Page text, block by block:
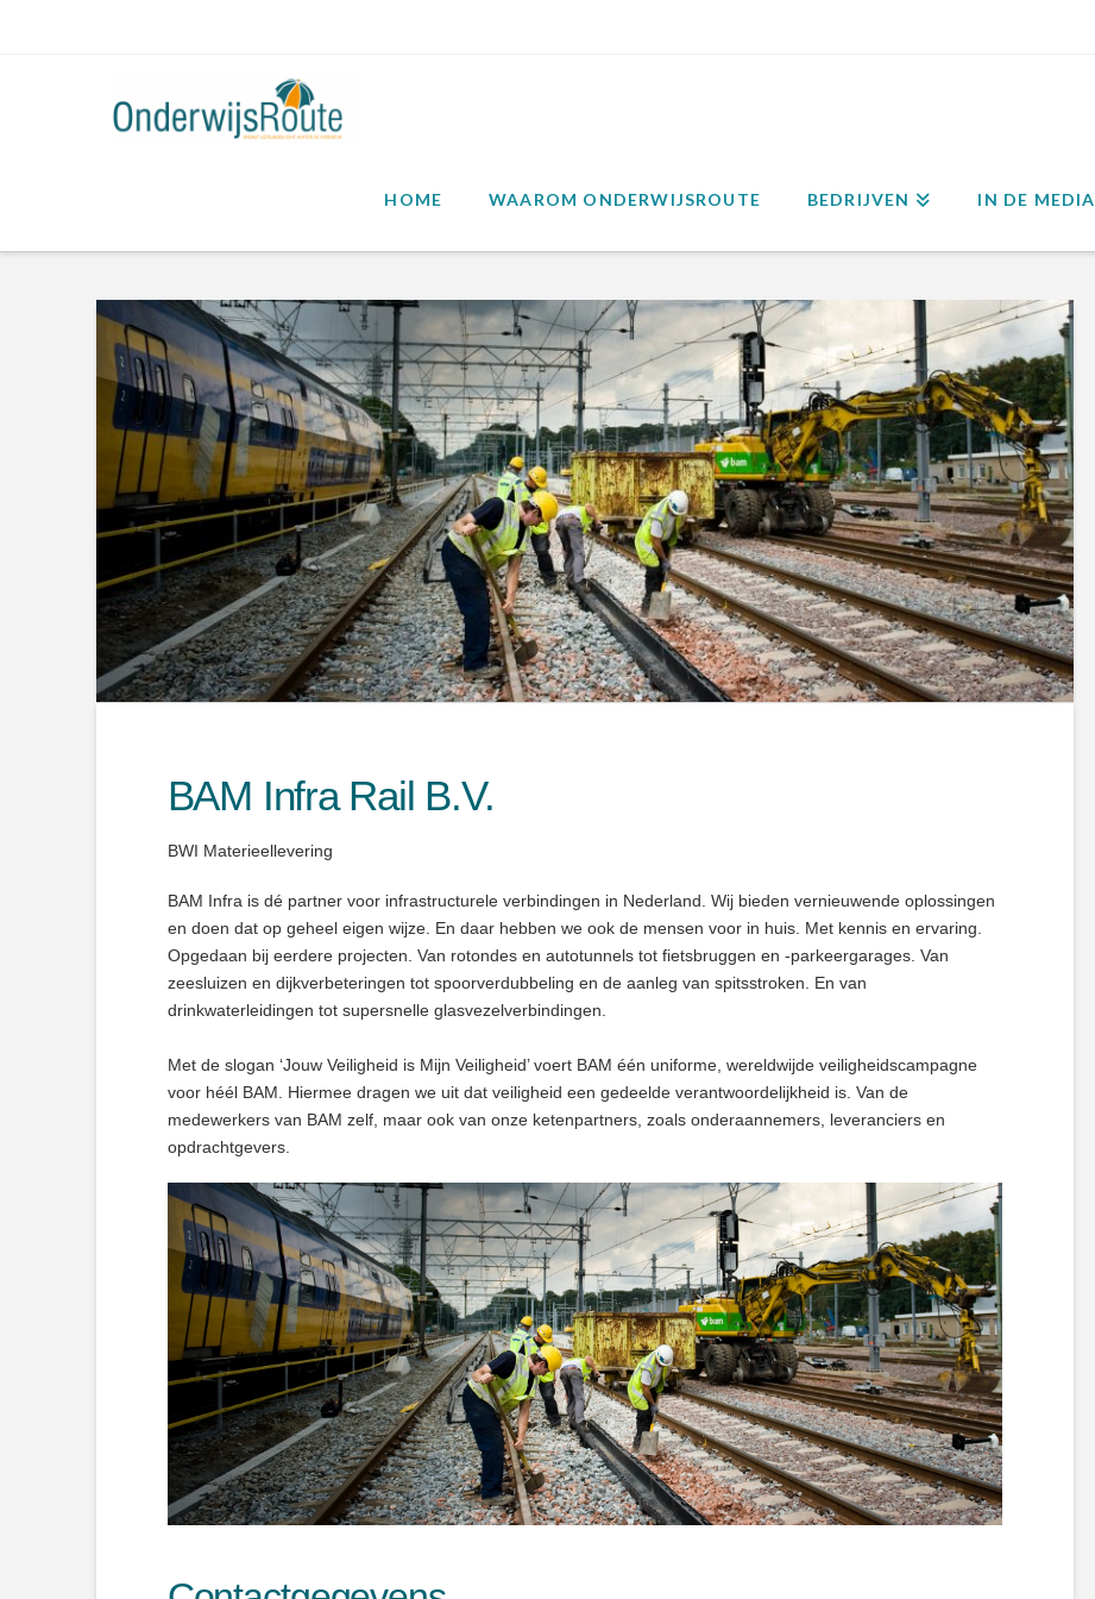
HOME WAAROM ONDERWIJSROUTE BEDRIJVEN IN DE MEDIA
BAM Infra Rail B.V.
BWI Materieellevering
BAM Infra is dé partner voor infrastructurele verbindingen in Nederland. Wij bieden vernieuwende oplossingen
en doen dat op geheel eigen wijze. En daar hebben we ook de mensen voor in huis. Met kennis en ervaring.
Opgedaan bij eerdere projecten. Van rotondes en autotunnels tot fietsbruggen en -parkeergarages. Van
zeesluizen en dijkverbeteringen tot spoorverdubbeling en de aanleg van spitsstroken. En van
drinkwaterleidingen tot supersnelle glasvezelverbindingen.
Met de slogan ‘Jouw Veiligheid is Mijn Veiligheid’ voert BAM één uniforme, wereldwijde veiligheidscampagne
voor héél BAM. Hiermee dragen we uit dat veiligheid een gedeelde verantwoordelijkheid is. Van de
medewerkers van BAM zelf, maar ook van onze ketenpartners, zoals onderaannemers, leveranciers en
opdrachtgevers.